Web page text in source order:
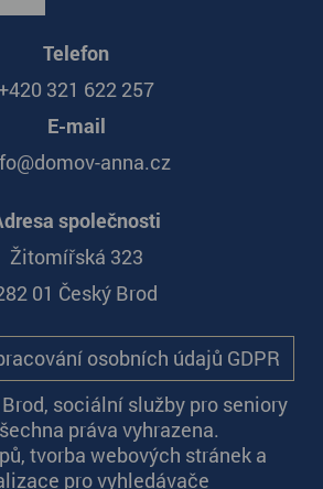
Telefon
321 622 257
E-mail
anna.cz
společnosti
Žitomířská 323
01 Český Brod
osobních údajů GDPR
sociální služby pro seniory
práva vyhrazena.
, tvorba webových stránek a
pro vyhledávače